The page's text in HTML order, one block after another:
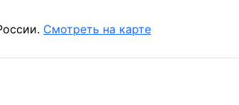
Смотреть на карте